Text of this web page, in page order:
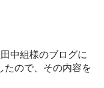
中組様のブログに
ので、その内容を